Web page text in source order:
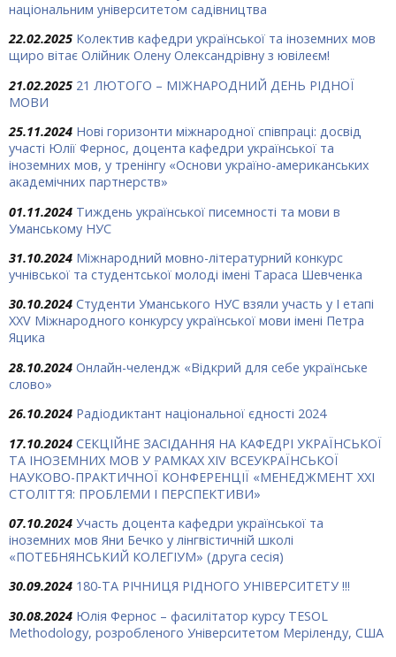
національним університетом садівництва
22.02.2025 Колектив кафедри української та іноземних мов
щиро вітає Олійник Олену Олександрівну з ювілеєм!
21.02.2025 21 ЛЮТОГО – МІЖНАРОДНИЙ ДЕНЬ РІДНОЇ
МОВИ
25.11.2024 Нові горизонти міжнародної співпраці: досвід
участі Юлії Фернос, доцента кафедри української та
іноземних мов, у тренінгу «Основи україно-американських
академічних партнерств»
01.11.2024 Тиждень української писемності та мови в
Уманському НУС
31.10.2024 Міжнародний мовно-літературний конкурс
учнівської та студентської молоді імені Тараса Шевченка
30.10.2024 Студенти Уманського НУС взяли участь у І етапі
ХХV Міжнародного конкурсу української мови імені Петра
Яцика
28.10.2024 Онлайн-челендж «Відкрий для себе українське
слово»
26.10.2024 Радіодиктант національної єдності 2024
17.10.2024 СЕКЦІЙНЕ ЗАСІДАННЯ НА КАФЕДРІ УКРАЇНСЬКОЇ
ТА ІНОЗЕМНИХ МОВ У РАМКАХ ХIV ВСЕУКРАЇНСЬКОЇ
НАУКОВО-ПРАКТИЧНОЇ КОНФЕРЕНЦІЇ «МЕНЕДЖМЕНТ ХХІ
СТОЛІТТЯ: ПРОБЛЕМИ І ПЕРСПЕКТИВИ»
07.10.2024 Участь доцента кафедри української та
іноземних мов Яни Бечко у лінгвістичній школі
«ПОТЕБНЯНСЬКИЙ КОЛЕГІУМ» (друга сесія)
30.09.2024 180-ТА РІЧНИЦЯ РІДНОГО УНІВЕРСИТЕТУ !!!
30.08.2024 Юлія Фернос – фасилітатор курсу TESOL
Methodology, розробленого Університетом Меріленду, США